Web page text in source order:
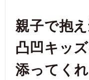
n
親子で抱
凸凹キッ
添ってく